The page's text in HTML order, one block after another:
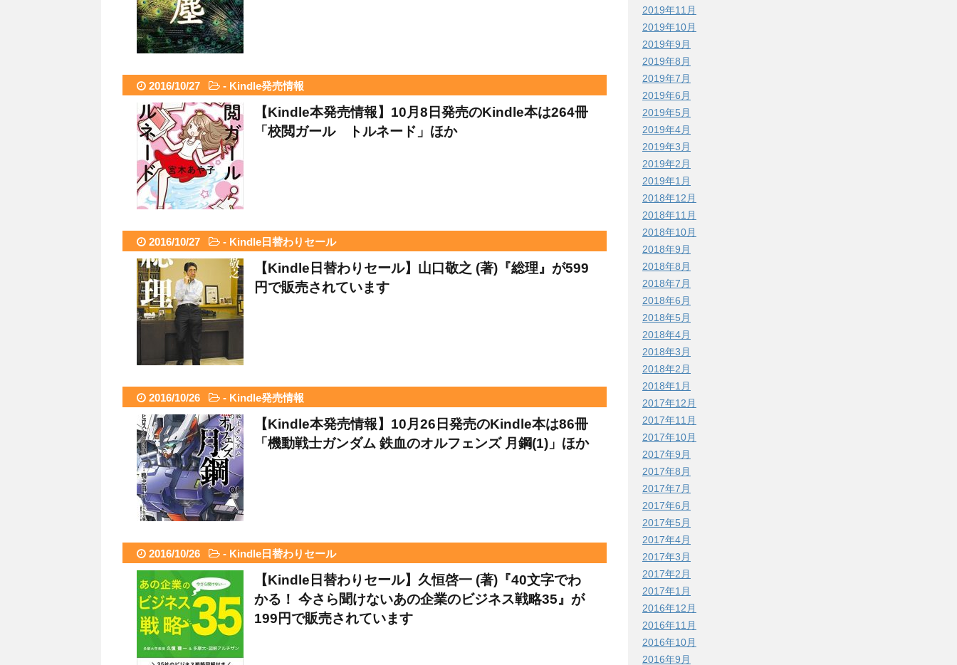
2016/10/27 - Kindle発売情報
【Kindle本発売情報】10月8日発売のKindle本は264冊
「校閲ガール トルネード」ほか
2016/10/27 - Kindle日替わりセール
【Kindle日替わりセール】山口敬之 (著)『総理』が599
円で販売されています
2016/10/26 - Kindle発売情報
【Kindle本発売情報】10月26日発売のKindle本は86冊
「機動戦士ガンダム 鉄血のオルフェンズ 月鋼(1)」ほか
2016/10/26 - Kindle日替わりセール
【Kindle日替わりセール】久恒啓一 (著)『40文字でわ
かる！ 今さら聞けないあの企業のビジネス戦略35』が
199円で販売されています
2019年11月
2019年10月
2019年9月
2019年8月
2019年7月
2019年6月
2019年5月
2019年4月
2019年3月
2019年2月
2019年1月
2018年12月
2018年11月
2018年10月
2018年9月
2018年8月
2018年7月
2018年6月
2018年5月
2018年4月
2018年3月
2018年2月
2018年1月
2017年12月
2017年11月
2017年10月
2017年9月
2017年8月
2017年7月
2017年6月
2017年5月
2017年4月
2017年3月
2017年2月
2017年1月
2016年12月
2016年11月
2016年10月
2016年9月